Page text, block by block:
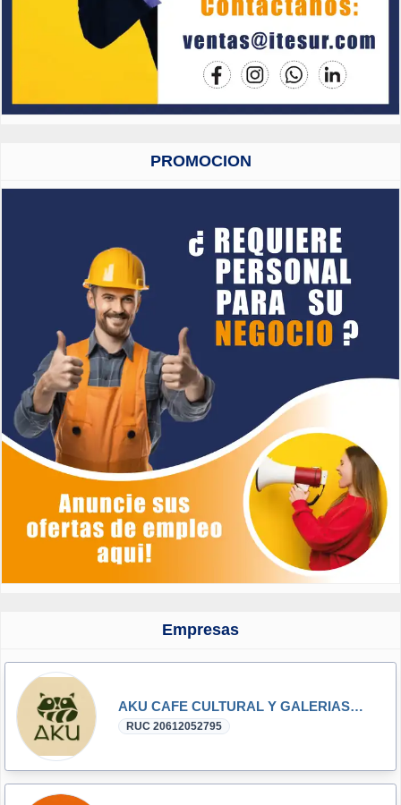
PROMOCION
Empresas
AKU CAFE CULTURAL Y GALERIAS S.A.C.
RUC 20612052795